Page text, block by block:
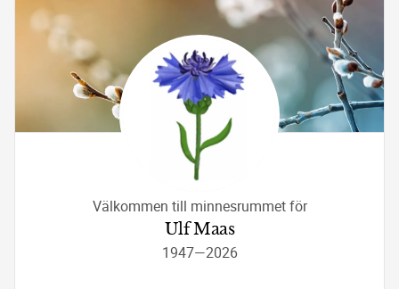
Välkommen till minnesrummet för
Ulf Maas
1947—2026